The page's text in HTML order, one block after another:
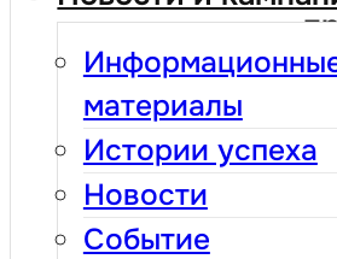
материалы
Истории успеха
Новости
Событие